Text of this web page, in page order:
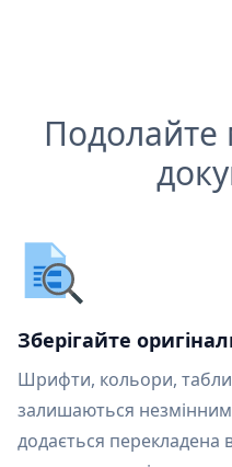
Подолайте
Зберігайте
Шрифти, кольори,
залишаються
додається перекладена